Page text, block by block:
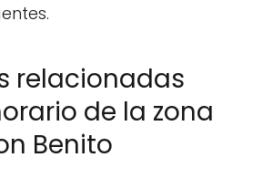
relacionadas
de la zona
Benito